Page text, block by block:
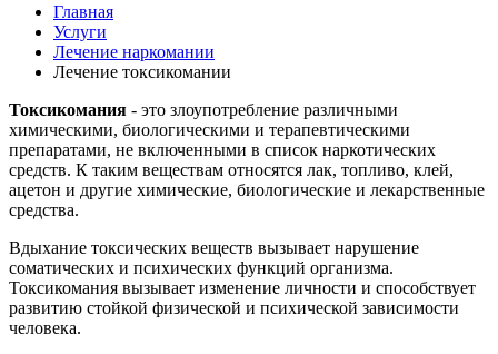
Главная
Услуги
Лечение наркомании
Лечение токсикомании
Токсикомания - это злоупотребление различными
химическими, биологическими и терапевтическими
препаратами, не включенными в список наркотических
средств. К таким веществам относятся лак, топливо, клей,
ацетон и другие химические, биологические и лекарственные
средства.
Вдыхание токсических веществ вызывает нарушение
соматических и психических функций организма.
Токсикомания вызывает изменение личности и способствует
развитию стойкой физической и психической зависимости
человека.